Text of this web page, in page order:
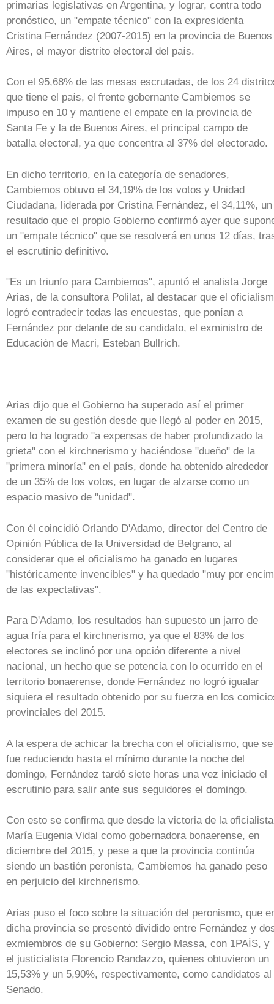
primarias legislativas en Argentina, y lograr, contra todo
pronóstico, un "empate técnico" con la expresidenta
Cristina Fernández (2007-2015) en la provincia de Buenos
Aires, el mayor distrito electoral del país.
Con el 95,68% de las mesas escrutadas, de los 24
que tiene el país, el frente gobernante Cambiemos se
impuso en 10 y mantiene el empate en la provincia de
Santa Fe y la de Buenos Aires, el principal campo de
batalla electoral, ya que concentra al 37% del electorado.
En dicho territorio, en la categoría de senadores,
Cambiemos obtuvo el 34,19% de los votos y Unidad
Ciudadana, liderada por Cristina Fernández, el 34,11%, un
resultado que el propio Gobierno confirmó ayer que
un "empate técnico" que se resolverá en unos 12 días,
el escrutinio definitivo.
"Es un triunfo para Cambiemos", apuntó el analista Jorge
Arias, de la consultora Polilat, al destacar que el
logró contradecir todas las encuestas, que ponían a
Fernández por delante de su candidato, el exministro de
Educación de Macri, Esteban Bullrich.
Arias dijo que el Gobierno ha superado así el primer
examen de su gestión desde que llegó al poder en 2015,
pero lo ha logrado "a expensas de haber profundizado la
grieta" con el kirchnerismo y haciéndose "dueño" de la
"primera minoría" en el país, donde ha obtenido alrededor
de un 35% de los votos, en lugar de alzarse como un
espacio masivo de "unidad".
Con él coincidió Orlando D'Adamo, director del Centro de
Opinión Pública de la Universidad de Belgrano, al
considerar que el oficialismo ha ganado en lugares
"históricamente invencibles" y ha quedado "muy por
de las expectativas".
Para D'Adamo, los resultados han supuesto un jarro de
agua fría para el kirchnerismo, ya que el 83% de los
electores se inclinó por una opción diferente a nivel
nacional, un hecho que se potencia con lo ocurrido en el
territorio bonaerense, donde Fernández no logró igualar
siquiera el resultado obtenido por su fuerza en los
provinciales del 2015.
A la espera de achicar la brecha con el oficialismo, que se
fue reduciendo hasta el mínimo durante la noche del
domingo, Fernández tardó siete horas una vez iniciado el
escrutinio para salir ante sus seguidores el domingo.
Con esto se confirma que desde la victoria de la oficialista
María Eugenia Vidal como gobernadora bonaerense, en
diciembre del 2015, y pese a que la provincia continúa
siendo un bastión peronista, Cambiemos ha ganado peso
en perjuicio del kirchnerismo.
Arias puso el foco sobre la situación del peronismo, que
dicha provincia se presentó dividido entre Fernández y
exmiembros de su Gobierno: Sergio Massa, con 1PAÍS, y
el justicialista Florencio Randazzo, quienes obtuvieron un
15,53% y un 5,90%, respectivamente, como candidatos al
Senado.